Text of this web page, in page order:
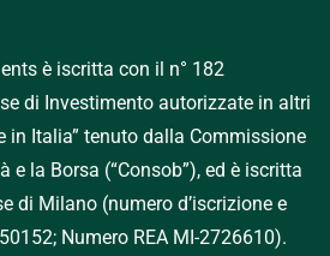
è iscritta con il n° 182
di Investimento autorizzate in altri
in Italia” tenuto dalla Commissione
e la Borsa (“Consob”), ed è iscritta
di Milano (numero d’iscrizione e
Numero REA MI-2726610).